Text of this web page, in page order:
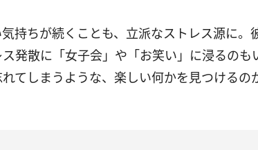
持ちが続くことも、立派なストレス源に。
発散に「女子会」や「お笑い」に浸るのも
てしまうような、楽しい何かを見つけるの